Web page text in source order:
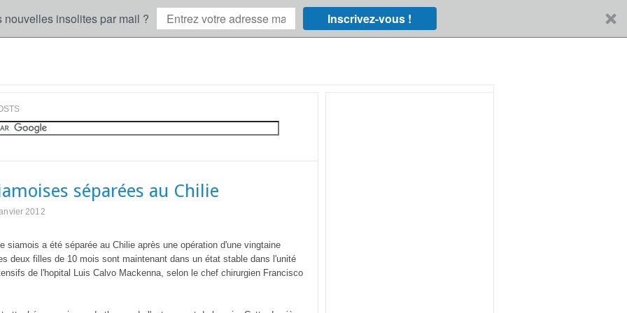
insolites par mail ? Inscrivez-vous !
séparées au Chilie
2012
siamois a été séparée au Chilie après une opération d'une vingtaine
deux filles de 10 mois sont maintenant dans un état stable dans l'unité
de l'hopital Luis Calvo Mackenna, selon le chef chirurgien Francisco